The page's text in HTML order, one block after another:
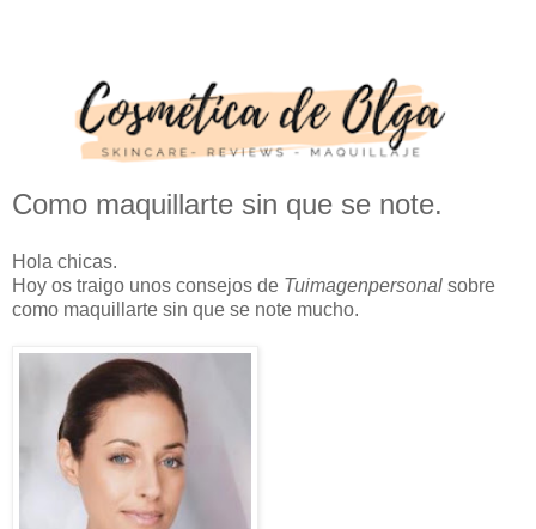
Como maquillarte sin que se note.
Hola chicas.
Hoy os traigo unos consejos de Tuimagenpersonal sobre
como maquillarte sin que se note mucho.